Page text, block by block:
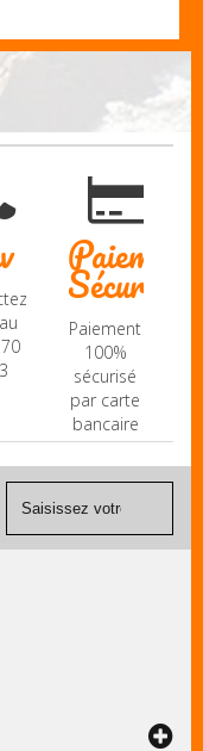
Paiement
Sécurisé
Paiement
100%
sécurisé
par carte
bancaire
(Mastercard,
Visa, ...) et